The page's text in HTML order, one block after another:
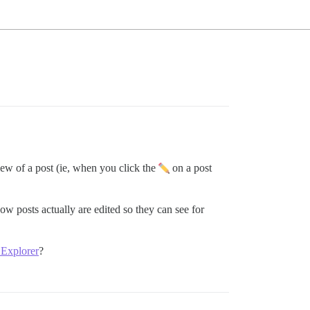
of a post (ie, when you click the
on a post
posts actually are edited so they can see for
?